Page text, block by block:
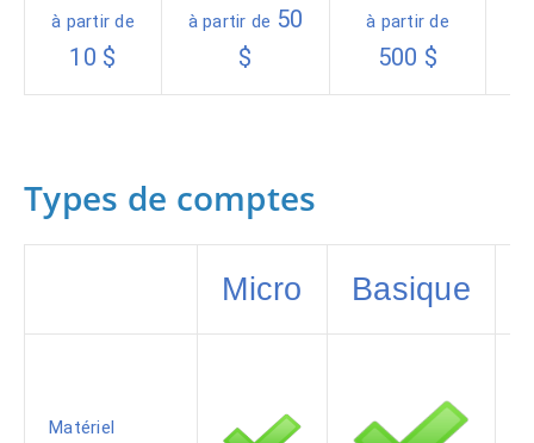
à partir de
10 $
à partir de 50
$
à partir de
500 $
Types de comptes
Micro Basique
Matériel